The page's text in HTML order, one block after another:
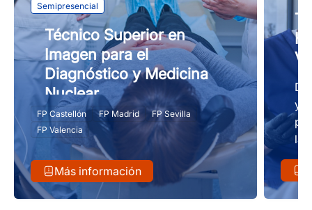
Semipresencial
Técnico Superior en
Imagen para el
Diagnóstico y Medicina
Nuclear
FP Castellón FP Madrid
FP Sevilla
FP Valencia
Más información
y
de
en